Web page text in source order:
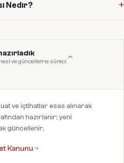
Nedir?
ve güncelleme süreci
ve içtihatlar esas alınarak
hazırlanır; yeni
güncellenir.
Kanunu